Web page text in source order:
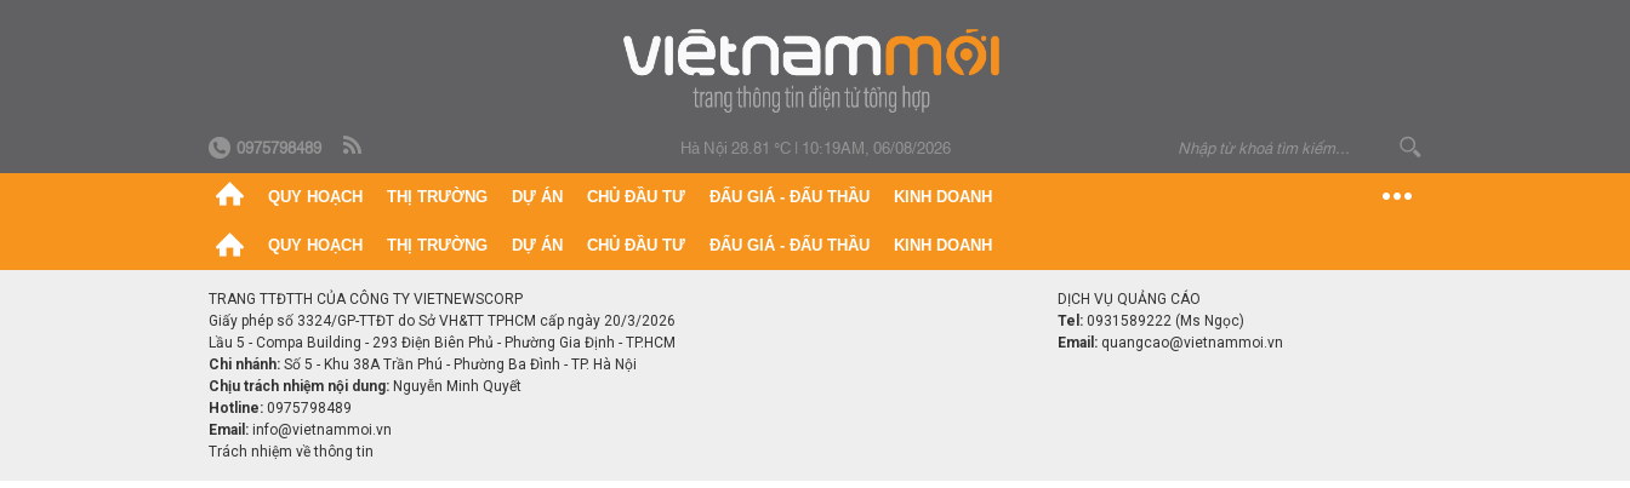
0975798489 Hà Nội 28.81 °C| 10:19AM, 06/08/2026
QUY HOẠCH THỊ TRƯỜNG DỰ ÁN CHỦ ĐẦU TƯ ĐẤU GIÁ - ĐẤU THẦU KINH DOANH
QUY HOẠCH THỊ TRƯỜNG DỰ ÁN CHỦ ĐẦU TƯ ĐẤU GIÁ - ĐẤU THẦU KINH DOANH
TRANG TTĐTTH CỦA CÔNG TY VIETNEWSCORP
Giấy phép số 3324/GP-TTĐT do Sở VH&TT TPHCM cấp ngày 20/3/2026
Lầu 5 - Compa Building - 293 Điện Biên Phủ - Phường Gia Định - TP.HCM
Chi nhánh: Số 5 - Khu 38A Trần Phú - Phường Ba Đình - TP. Hà Nội
Chịu trách nhiệm nội dung: Nguyễn Minh Quyết
Hotline: 0975798489
Email: info@vietnammoi.vn
Trách nhiệm về thông tin
DỊCH VỤ QUẢNG CÁO
Tel: 0931589222 (Ms Ngọc)
Email: quangcao@vietnammoi.vn